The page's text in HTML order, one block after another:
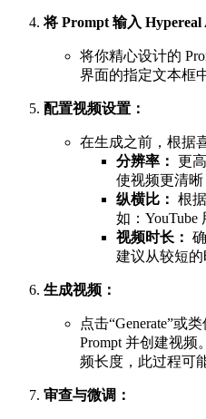
将 Prompt 输入 Hypereal
将你精心设计的
界面的指定文本框
配置视频设置：
在生成之前，根据
分辨率： 更
使视频更清晰
纵横比： 根
如：YouTube
视频时长：
建议从较短的
生成视频：
点击“Generate”或
Prompt 并创建视频
频长度，此过程可
审查与微调：